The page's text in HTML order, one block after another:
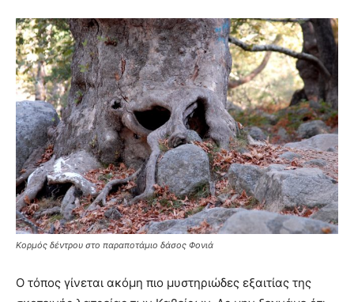
Κορμός δέντρου στο παραποτάμιο δάσος Φονιά
Ο τόπος γίνεται ακόμη πιο μυστηριώδες εξαιτίας της